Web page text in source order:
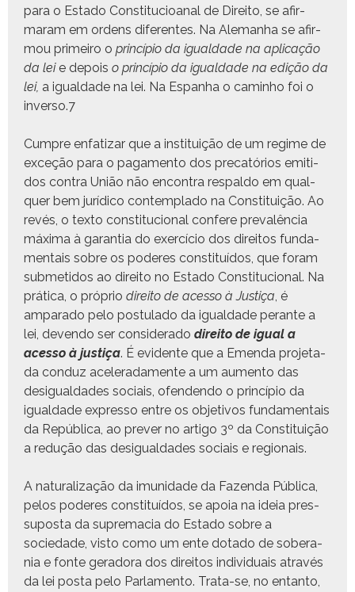
para o Esta­do Con­sti­tu­cioanal de Dire­ito, se afir­
maram em ordens difer­entes. Na Ale­man­ha se afir­
mou primeiro o princí­pio da igual­dade na apli­cação
da lei e depois o princí­pio da igual­dade na edição da
lei, a igual­dade na lei. Na Espan­ha o cam­in­ho foi o
inver­so.7
Cumpre enfa­ti­zar que a insti­tu­ição de um regime de
exceção para o paga­men­to dos pre­catórios emi­ti­
dos con­tra União não encon­tra respal­do em qual­
quer bem jurídi­co con­tem­pla­do na Con­sti­tu­ição. Ao
revés, o tex­to con­sti­tu­cional con­fere prevalên­cia
máx­i­ma à garan­tia do exer­cí­cio dos dire­itos fun­da­
men­tais sobre os poderes con­sti­tuí­dos, que foram
sub­meti­dos ao dire­ito no Esta­do Con­sti­tu­cional. Na
práti­ca, o próprio dire­ito de aces­so à Justiça, é
ampara­do pelo pos­tu­la­do da igual­dade per­ante a
lei, deven­do ser con­sid­er­a­do dire­ito de igual a
aces­so à justiça. É evi­dente que a Emen­da pro­je­ta­
da con­duz acel­er­ada­mente a um aumen­to das
desigual­dades soci­ais, ofend­en­do o princí­pio da
igual­dade expres­so entre os obje­tivos fun­da­men­tais
da Repúbli­ca, ao pre­v­er no arti­go 3º da Con­sti­tu­ição
a redução das desigual­dades soci­ais e regionais.
A nat­u­ral­iza­ção da imu­nidade da Fazen­da Públi­ca,
pelos poderes con­sti­tuí­dos, se apoia na ideia pres­
su­pos­ta da suprema­cia do Esta­do sobre a
sociedade, vis­to como um ente dota­do de sobera­
nia e fonte ger­ado­ra dos dire­itos indi­vid­u­ais através
da lei pos­ta pelo Par­la­men­to. Tra­ta-se, no entan­to,